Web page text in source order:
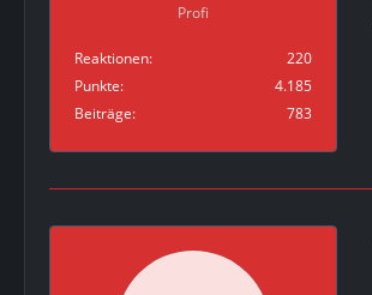
Profi
Reaktionen
220
Punkte
4.185
Beiträge
783